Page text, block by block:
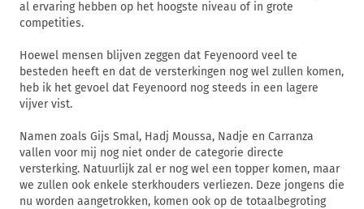
al ervaring hebben op het hoogste niveau of in grote
competities.
Hoewel mensen blijven zeggen dat Feyenoord veel te
besteden heeft en dat de versterkingen nog wel zullen komen,
heb ik het gevoel dat Feyenoord nog steeds in een lagere
vijver vist.
Namen zoals Gijs Smal, Hadj Moussa, Nadje en Carranza
vallen voor mij nog niet onder de categorie directe
versterking. Natuurlijk zal er nog wel een topper komen, maar
we zullen ook enkele sterkhouders verliezen. Deze jongens die
nu worden aangetrokken, komen ook op de totaalbegroting